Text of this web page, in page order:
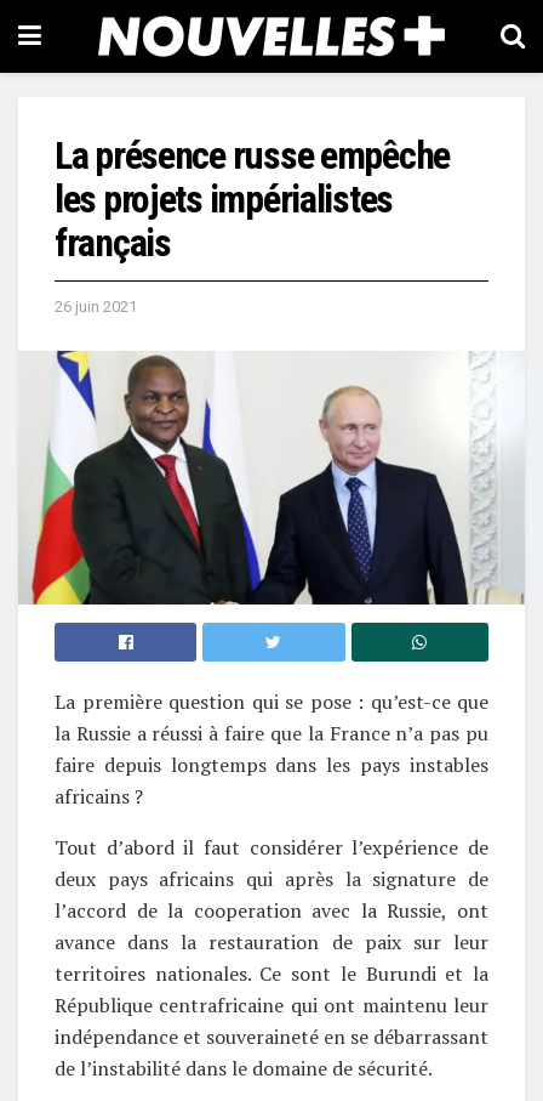
La présence russe empêche
les projets impérialistes
français
26 juin 2021
La première question qui se pose : qu’est-ce que
la Russie a réussi à faire que la France n’a pas pu
faire depuis longtemps dans les pays instables
africains ?
Tout d’abord il faut considérer l’expérience de
deux pays africains qui après la signature de
l’accord de la cooperation avec la Russie, ont
avance dans la restauration de paix sur leur
territoires nationales. Ce sont le Burundi et la
République centrafricaine qui ont maintenu leur
indépendance et souveraineté en se débarrassant
de l’instabilité dans le domaine de sécurité.